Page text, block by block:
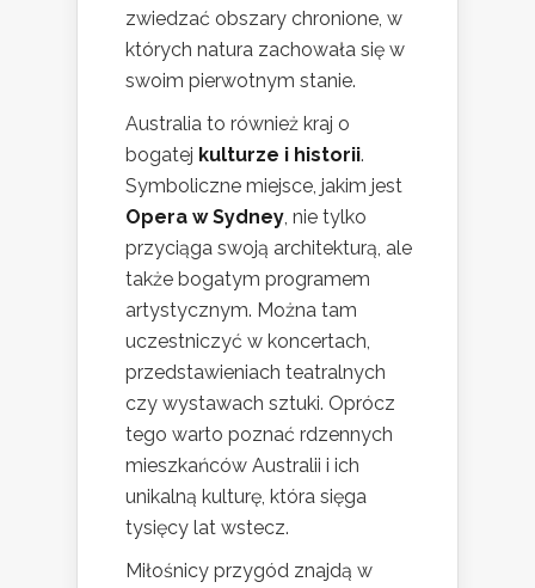
zwiedzać obszary chronione, w
których natura zachowała się w
swoim pierwotnym stanie.
Australia to również kraj o
bogatej kulturze i historii.
Symboliczne miejsce, jakim jest
Opera w Sydney, nie tylko
przyciąga swoją architekturą, ale
także bogatym programem
artystycznym. Można tam
uczestniczyć w koncertach,
przedstawieniach teatralnych
czy wystawach sztuki. Oprócz
tego warto poznać rdzennych
mieszkańców Australii i ich
unikalną kulturę, która sięga
tysięcy lat wstecz.
Miłośnicy przygód znajdą w